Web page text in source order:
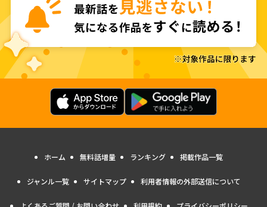
ホーム 無料話増量 ランキング 掲載作品一覧
ジャンル一覧 サイトマップ 利用者情報の外部送信について